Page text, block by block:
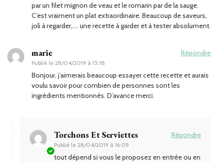
par un filet mignon de veau et le romarin par de la sauge.
C’est vraiment un plat extraordinaire. Beaucoup de saveurs,
joli à regarder,…. une recette à garder et à tester absolument.
marie
Publié le 28/04/2019 à 15:18
Répondre
Bonjour, j’aimerais beaucoup essayer cette recette et aurais
voulu savoir pour combien de personnes sont les
ingrédients mentionnés. D’avance merci.
Torchons Et Serviettes
Publié le 28/04/2019 à 16:09
Répondre
tout dépend si vous le proposez en entrée ou en